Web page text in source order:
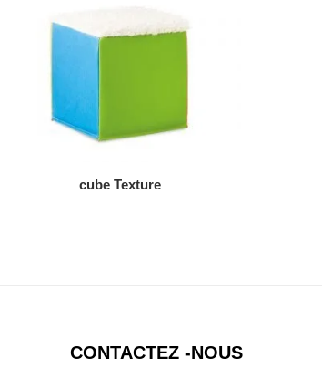
AJOUTER AU DEVIS
cube Texture
CONTACTEZ -NOUS